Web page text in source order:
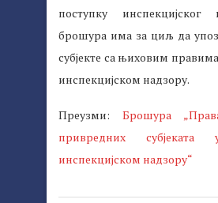
поступку инспекцијског
брошура има за циљ да
субјекте са њиховим
инспекцијском надзору.
Преузми: Брошура
привредних
инспекцијском надзору“